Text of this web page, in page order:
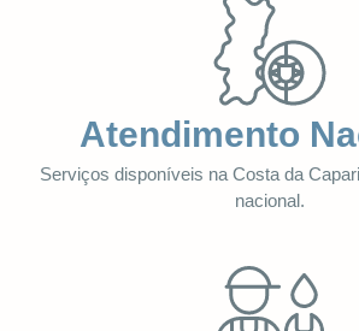
Atendimento
Serviços disponíveis na Costa da
nacional.